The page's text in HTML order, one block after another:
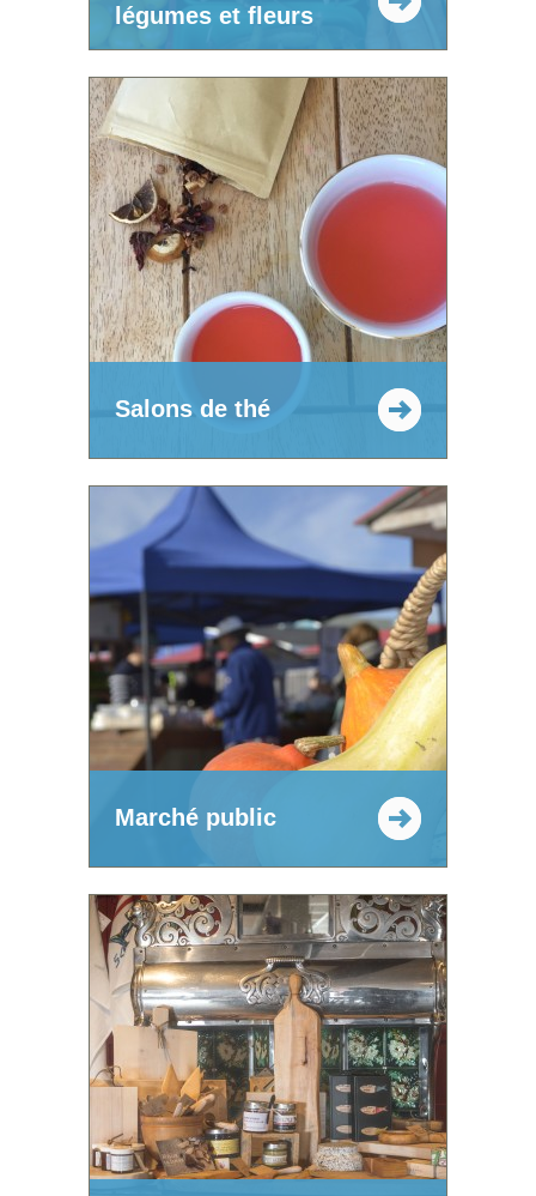
légumes et fleurs
Salons de thé
Marché public